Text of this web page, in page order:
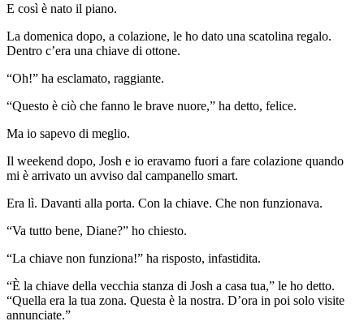
E così è nato il piano.
La domenica dopo, a colazione, le ho dato una scatolina regalo.
Dentro c’era una chiave di ottone.
“Oh!” ha esclamato, raggiante.
“Questo è ciò che fanno le brave nuore,” ha detto, felice.
Ma io sapevo di meglio.
Il weekend dopo, Josh e io eravamo fuori a fare colazione quando
mi è arrivato un avviso dal campanello smart.
Era lì. Davanti alla porta. Con la chiave. Che non funzionava.
“Va tutto bene, Diane?” ho chiesto.
“La chiave non funziona!” ha risposto, infastidita.
“È la chiave della vecchia stanza di Josh a casa tua,” le ho detto.
“Quella era la tua zona. Questa è la nostra. D’ora in poi solo visite
annunciate.”